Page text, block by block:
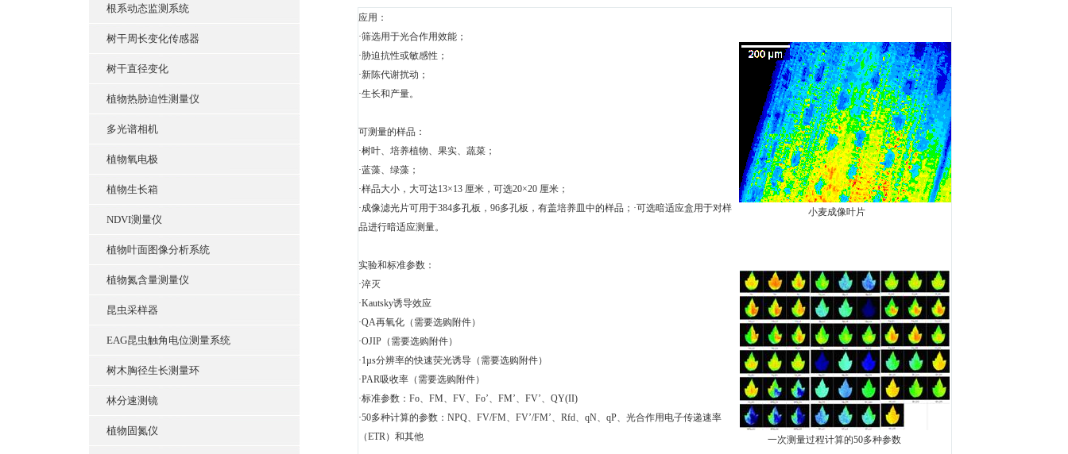
根系动态监测系统
树干周长变化传感器
树干直径变化
植物热胁迫性测量仪
多光谱相机
植物氧电极
植物生长箱
NDVI测量仪
植物叶面图像分析系统
植物氮含量测量仪
昆虫采样器
EAG昆虫触角电位测量系统
树木胸径生长测量环
林分速测镜
植物固氮仪
应用：
·筛选用于光合作用效能；
·胁迫抗性或敏感性；
·新陈代谢扰动；
·生长和产量。
可测量的样品：
·树叶、培养植物、果实、蔬菜；
·蓝藻、绿藻；
·样品大小，大可达13×13 厘米，可选20×20 厘米；
·成像滤光片可用于384多孔板，96多孔板，有盖培养皿中的样品；·可选暗适应盒用于对样
品进行暗适应测量。
小麦成像叶片
实验和标准参数：
·淬灭
·Kautsky诱导效应
·QA再氧化（需要选购附件）
·OJIP（需要选购附件）
·1µs分辨率的快速荧光诱导（需要选购附件）
·PAR吸收率（需要选购附件）
·标准参数：Fo、FM、FV、Fo’、FM’、FV’、QY(II)
·50多种计算的参数：NPQ、FV/FM、FV’/FM’、Rfd、qN、qP、光合作用电子传递速率
（ETR）和其他
一次测量过程计算的50多种参数